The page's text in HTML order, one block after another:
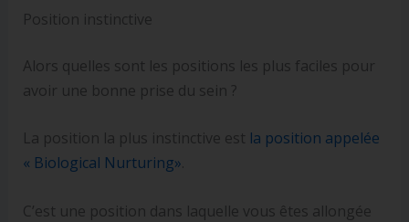
Position instinctive
Alors quelles sont les positions les plus faciles pour
avoir une bonne prise du sein ?
La position la plus instinctive est la position appelée
« Biological Nurturing».
C’est une position dans laquelle vous êtes allongée